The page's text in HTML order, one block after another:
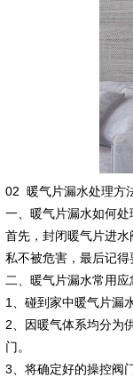
02 暖气片漏水处理方
一、暖气片漏水如何处
首先，封闭暖气片进
私不被危害，最后记得
二、暖气片漏水常用应
1、碰到家中暖气片漏
2、因暖气体系均分为
门。
3、将确定好的操控阀